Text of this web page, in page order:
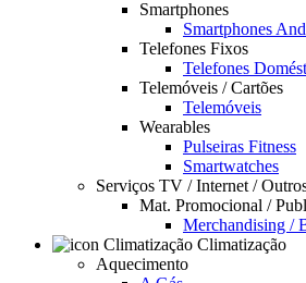
Smartphones
Smartphones
Telefones Fixos
Telefones
Telemóveis / Cartões
Telemóveis
Wearables
Pulseiras Fitness
Smartwatches
Serviços TV / Internet /
Mat. Promocional /
Merchandising /
Climatização
Aquecimento